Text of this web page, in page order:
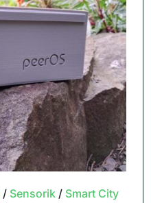
/ Sensorik/ Smart City